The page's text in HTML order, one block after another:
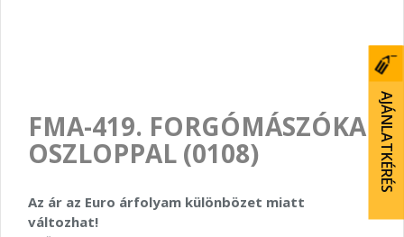
AJÁNLATKÉRÉS
FMA-419. FORGÓMÁSZÓKA
OSZLOPPAL (0108)
Az ár az Euro árfolyam különbözet miatt
változhat!